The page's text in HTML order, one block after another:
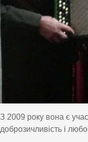
З 2009 року вона є
доброзичливість і